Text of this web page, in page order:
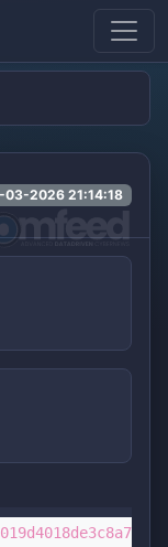
03-2026 21:14:18